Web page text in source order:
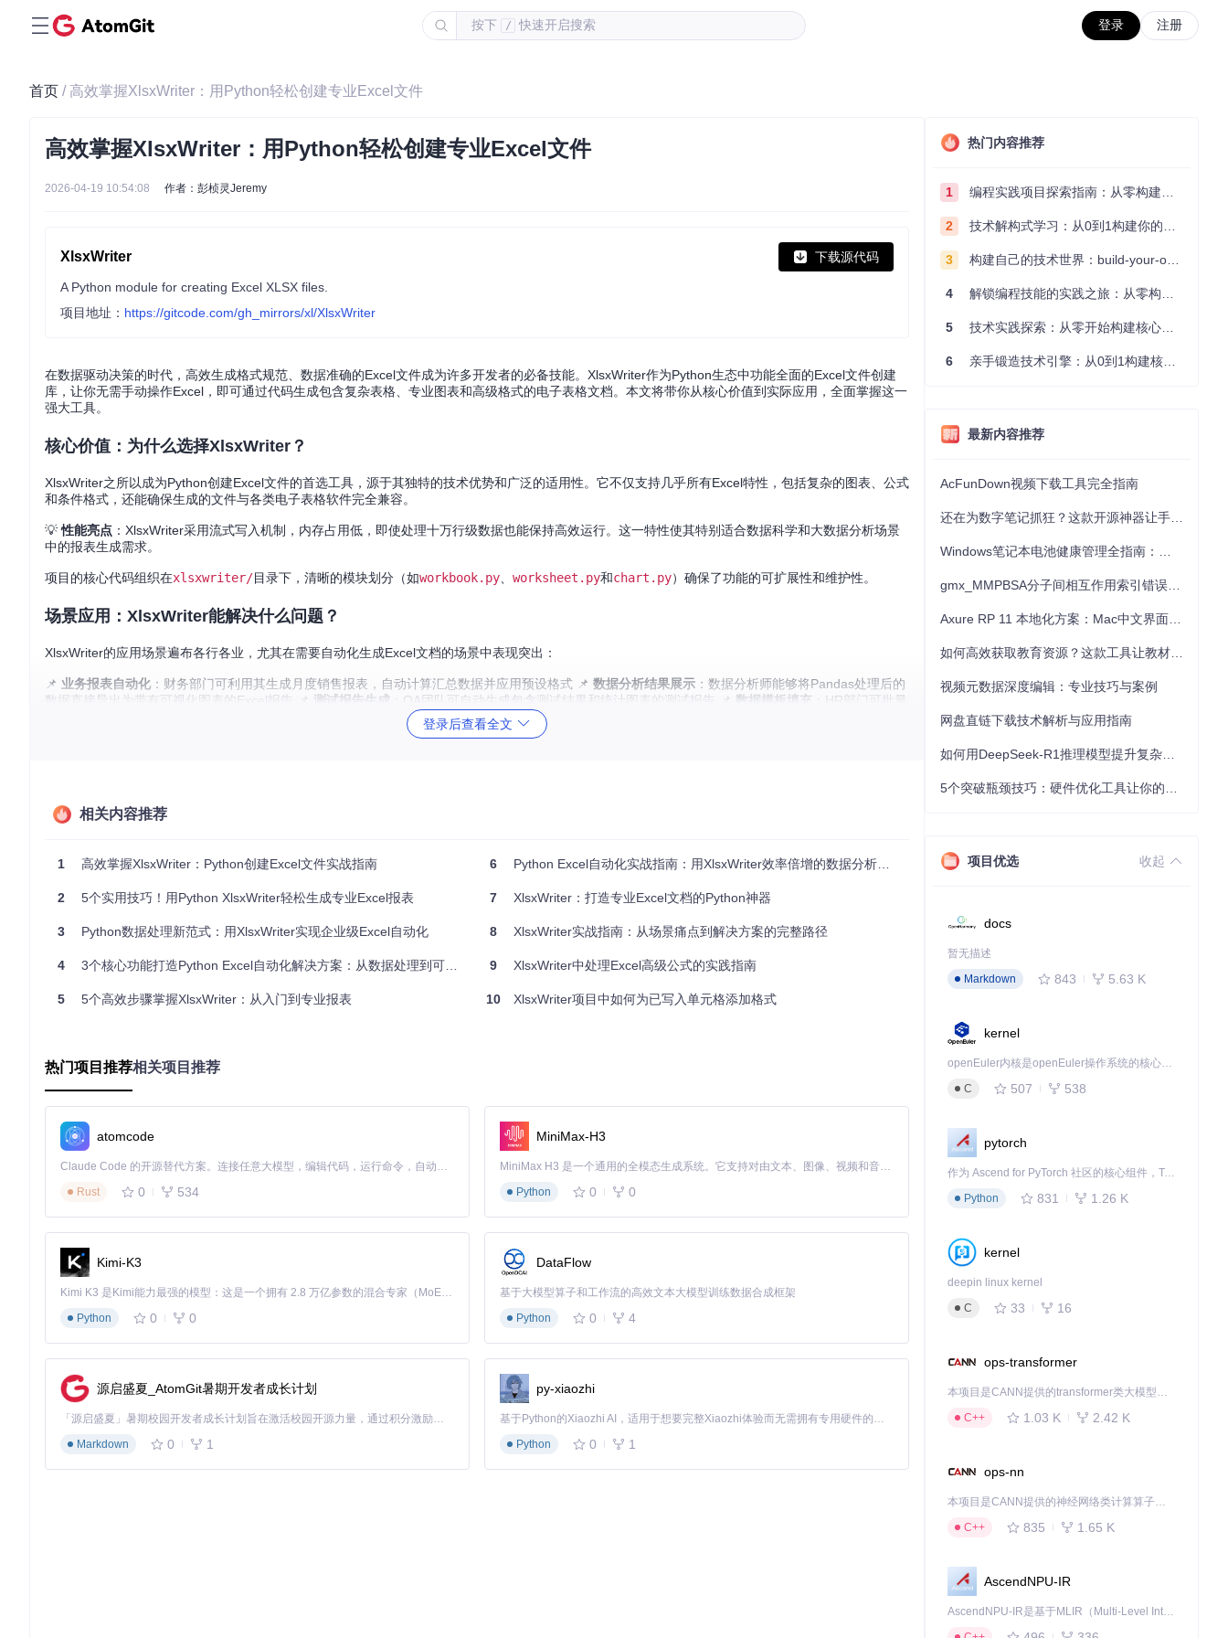
按下 / 快速开启搜索 登录 注册
首页 / 高效掌握XlsxWriter：用Python轻松创建专业Excel文件
高效掌握XlsxWriter：用Python轻松创建专业Excel文件
2026-04-19 10:54:08 作者：彭桢灵Jeremy
XlsxWriter 下载源代码
A Python module for creating Excel XLSX files.
项目地址： https://gitcode.com/gh_mirrors/xl/XlsxWriter
在数据驱动决策的时代，高效生成格式规范、数据准确的Excel文件成为许多开发者的必备技能。XlsxWriter作为Python生态中功能全面的Excel文件创建
库，让你无需手动操作Excel，即可通过代码生成包含复杂表格、专业图表和高级格式的电子表格文档。本文将带你从核心价值到实际应用，全面掌握这一
强大工具。
核心价值：为什么选择XlsxWriter？
XlsxWriter之所以成为Python创建Excel文件的首选工具，源于其独特的技术优势和广泛的适用性。它不仅支持几乎所有Excel特性，包括复杂的图表、公式
和条件格式，还能确保生成的文件与各类电子表格软件完全兼容。
💡性能亮点 ：XlsxWriter采用流式写入机制，内存占用低，即使处理十万行级数据也能保持高效运行。这一特性使其特别适合数据科学和大数据分析场景
中的报表生成需求。
项目的核心代码组织在xlsxwriter/目录下，清晰的模块划分（如workbook.py worksheet.py和chart.py）确保了功能的可扩展性和维护性。
场景应用：XlsxWriter能解决什么问题？
XlsxWriter的应用场景遍布各行各业，尤其在需要自动化生成Excel文档的场景中表现突出：
📌 业务报表自动化 ：财务部门可利用其生成月度销售报表，自动计算汇总数据并应用预设格式 📌 数据分析结果展示 ：数据分析师能够将Pandas处理后的
数据直接导出为带有可视化图表的Excel报告 📌 测试报告生成 ：QA团队可自动生成包含测试结果和统计图表的测试报告 📌 数据模板填充 ：HR部门可批量
快速安装与基础配置
如需从源码安装，可克隆项目仓库：
cd
XlsxWriter
创建一个基本的Excel文件只需四个关键步骤：初始化工作簿、添加工作表、写入数据和保存文件。项目的
导入模块并创建工作簿对象
添加一个或多个工作表
close() 方法保存文件
这种简洁的API设计让新手也能在几分钟内掌握基本用法。
功能特性：打造专业级Excel文档
这一功能在examples/autofit.py中有详细演示，特别适合包含长文本或URL的数据表格。通过简单调用
间变得整洁专业。
数据可视化：从数据到图表
XlsxWriter的图表功能是其最强大的特性之一，支持柱状图、折线图、饼图等多种图表类型，满足不同数据展示需求。
登录后查看全文
相关内容推荐
1 高效掌握XlsxWriter：Python创建Excel文件实战指南
2 5个实用技巧！用Python XlsxWriter轻松生成专业Excel报表
3 Python数据处理新范式：用XlsxWriter实现企业级Excel自动化
4 3个核心功能打造Python Excel自动化解决方案：从数据处理到可视化实战
5 5个高效步骤掌握XlsxWriter：从入门到专业报表
6 Python Excel自动化实战指南：用XlsxWriter效率倍增的数据分析报告方案
7 XlsxWriter：打造专业Excel文档的Python神器
8 XlsxWriter实战指南：从场景痛点到解决方案的完整路径
9 XlsxWriter中处理Excel高级公式的实践指南
10 XlsxWriter项目中如何为已写入单元格添加格式
热门项目推荐相关项目推荐
atomcode
Claude Code 的开源替代方案。连接任意大模型，编辑代码，运行命令，自动验证 — 全自动执行。用 Rust 构建，极致性能。 ｜ An open-source alternative to Claude Code. Connect any LLM, edit code, run commands, and verify changes — autonomously. Built in Rust for speed. Get Started
Rust
0 534
MiniMax-H3
MiniMax H3 是一个通用的全模态生成系统。它支持对由文本、图像、视频和音频组成的多模态上下文进行统一理解，并能生成分辨率高达 2K、时长可达 15 秒的带原生立体声音频的视频。得益于面向任务泛化的系统设计，H3 在预训练阶段就已具备广泛的多模态上下文理解与生成能力，能够出色地执行复杂的多模态指令。
Python
0 0
Kimi-K3
Kimi K3 是Kimi能力最强的模型：这是一个拥有 2.8 万亿参数的混合专家（MoE）模型，具备原生视觉理解能力，并支持 100 万 token 的上下文窗口。
Python
0 0
DataFlow
基于大模型算子和工作流的高效文本大模型训练数据合成框架
Python
0 4
源启盛夏_AtomGit暑期开发者成长计划
「源启盛夏」暑期校园开发者成长计划旨在激活校园开源力量，通过积分激励、认证扶持、资源倾斜等形式，引导高校组织和开发者完成「入驻 — 建项目 — 做贡献 — 获认证 — 得资源」的完整闭环。无论你是想带领社团入驻平台的组织者，还是希望用代码贡献证明自己的开发者，都能在这里找到属于你的成长路径。
Markdown
0 1
py-xiaozhi
基于Python的Xiaozhi AI，适用于想要完整Xiaozhi体验而无需拥有专用硬件的用户。
Python
0 1
热门内容推荐
1 编程实践项目探索指南：从零构建技术能力体系
2 技术解构式学习：从0到1构建你的编程知识体系
3 构建自己的技术世界：build-your-own-x项目的实践探索指南
4 解锁编程技能的实践之旅：从零构建你的技术世界
5 技术实践探索：从零开始构建核心系统的实践指南
6 亲手锻造技术引擎：从0到1构建核心系统的实践指南
最新内容推荐
AcFunDown视频下载工具完全指南
视频元数据深度编辑：专业技巧与案例
网盘直链下载技术解析与应用指南
项目优选 收起
docs
暂无描述
Markdown
843 5.63 K
kernel
openEuler内核是openEuler操作系统的核心，既是系统性能与稳定性的基石，也是连接处理器、设备与服务的桥梁。
C
507 538
pytorch
作为 Ascend for PyTorch 社区的核心组件，TorchNPU 是昇腾专为 PyTorch 打造的深度学习适配插件，使 PyTorch 框架能够直接调用昇腾 NPU，为开发者提供昇腾 AI 处理器的超强算力。
Python
831 1.26 K
kernel
deepin linux kernel
C
33 16
ops-transformer
本项目是CANN提供的transformer类大模型算子库，实现网络在NPU上加速计算。
C++
1.03 K 2.42 K
ops-nn
本项目是CANN提供的神经网络类计算算子库，实现网络在NPU上加速计算。
C++
835 1.65 K
AscendNPU-IR
AscendNPU-IR是基于MLIR（Multi-Level Intermediate Representation）构建的，面向昇腾亲和算子编译时使用的中间表示，提供昇腾完备表达能力，通过编译优化提升昇腾AI处理器计算效率，支持通过生态框架使能昇腾AI处理器与深度调优